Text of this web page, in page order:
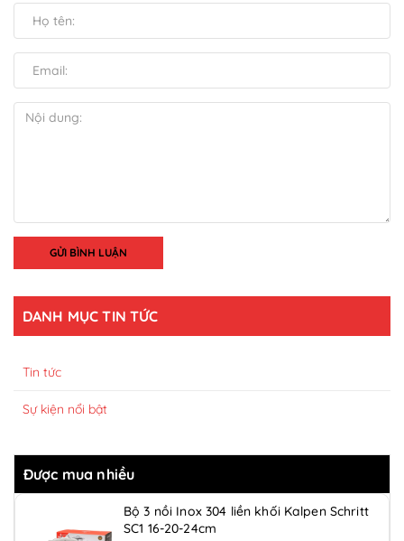
GỬI BÌNH LUẬN
DANH MỤC TIN TỨC
Tin tức
Sự kiện nổi bật
Được mua nhiều
Bộ 3 nồi Inox 304 liền khối Kalpen Schritt
SC1 16-20-24cm